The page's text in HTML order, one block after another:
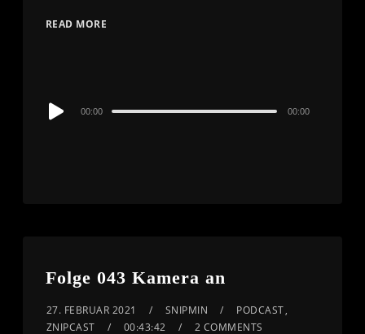
READ MORE
Audio
00:00 00:00
Folge 043 Kamera an
27. FEBRUAR 2021 SNIPMIN PODCAST,
ZNIPCAST
00:43:42 2 COMMENTS